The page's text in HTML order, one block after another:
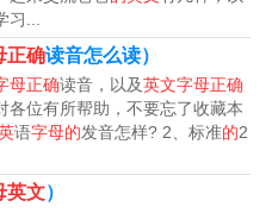
写是什么?标准写法
、D、E、F、G、H、I、J、
、S、T、U、V、W、X、
习...
正确读音怎么读）
母正确读音，以及英文字母正确
各位有所帮助，不要忘了收藏本
语字母的发音怎样? 2、标准的2
英文）